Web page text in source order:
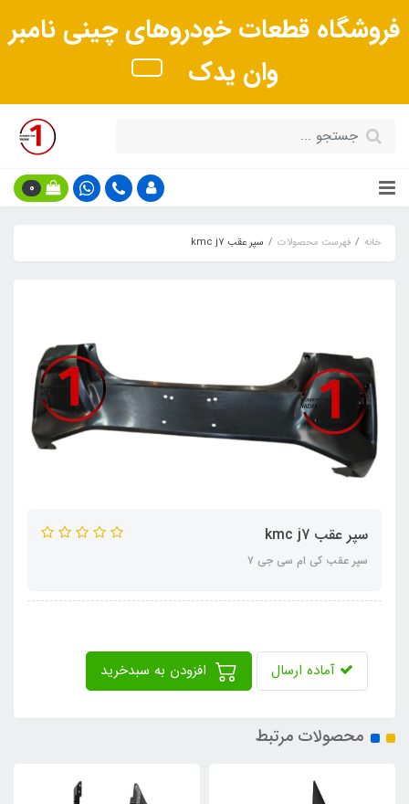
فروشگاه قطعات خودروهای چینی نامبر
وان یدک
0
خانه فهرست محصولات سپر عقب kmc j7
سپر عقب kmc j7
سپر عقب کی ام سی جی ٧
آماده ارسال
محصولات مرتبط